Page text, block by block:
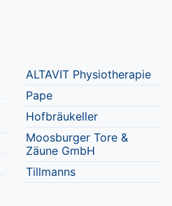
ALTAVIT Physiotherapie
Pape
Hofbräukeller
Moosburger Tore &
Zäune GmbH
Tillmanns